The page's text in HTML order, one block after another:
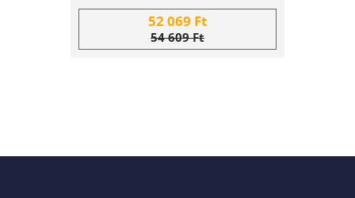
52 069 Ft
54 609 Ft